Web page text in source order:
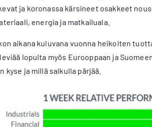
ja koronassa kärsineet osakkeet
energia ja matkailuala.
aikana kuluvana vuonna heikoiten
lopulta myös Eurooppaan ja
kyse ja millä salkulla pärjää.